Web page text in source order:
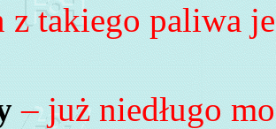
z takiego paliwa
– już niedługo